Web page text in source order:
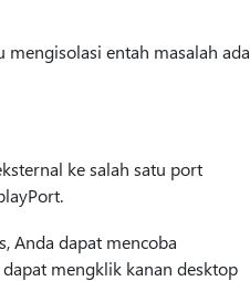
entah masalah ada
ke salah satu port
Anda dapat mencoba
mengklik kanan desktop